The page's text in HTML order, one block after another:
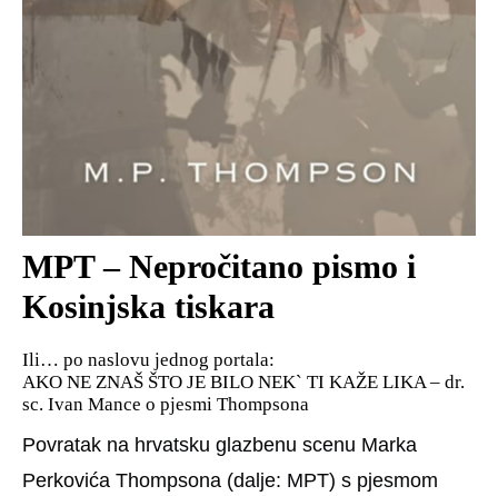
MPT – Nepročitano pismo i
Kosinjska tiskara
Ili… po naslovu jednog portala:
AKO NE ZNAŠ ŠTO JE BILO NEK` TI KAŽE LIKA – dr.
sc. Ivan Mance o pjesmi Thompsona
Povratak na hrvatsku glazbenu scenu Marka
Perkovića Thompsona (dalje: MPT) s pjesmom